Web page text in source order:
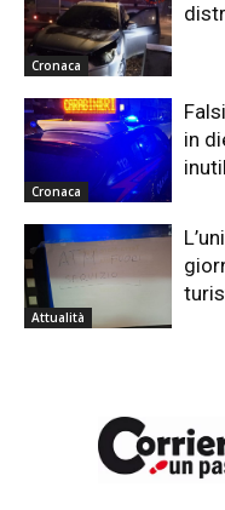
Cronaca
Cronaca
in
Attualità